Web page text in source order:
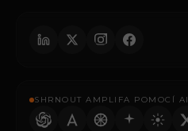
SHRNOUT AMPLIFA POMOCÍ AI